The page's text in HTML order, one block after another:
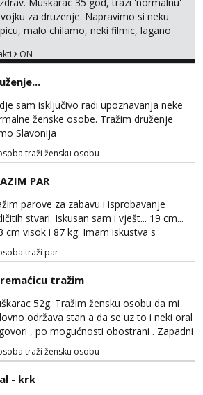
za druzenje. Napravimo si neku
malo chilamo, neki filmic, lagano
bitan koliko iznutra. Bucke se
xD Budi pristojna i dobra, za sve
cemo lako. Zagreb.
ON
sam isključivo radi upoznavanja neke
ženske osobe. Tražim druženje
Slavonija
traži žensku osobu
PAR
parove za zabavu i isprobavanje
stvari. Iskusan sam i vješt... 19 cm...
cm visok i 87 kg. Imam iskustva s
potpuno sam zdrava i njegovana, a
je apsolutno najvažnija. Ozbiljni
mogu me kontaktirati putem
ili Vibera. Samo ozbiljni parovi
slati poruke ili zvati. Blokiram one koji
ozbiljni.
traži par
tražim
52g. Tražim žensku osobu da mi
održava stan a da se uz to i neki oral
, po mogućnosti obostrani . Zapadni
Zagreba .Javiti se prvo porukom na
0958634499
traži žensku osobu
- krk